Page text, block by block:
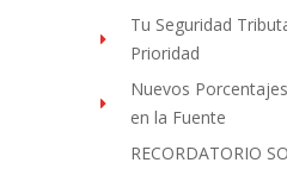
Tu Seguridad
Prioridad
Nuevos
en la Fuente
RECORDATORIO